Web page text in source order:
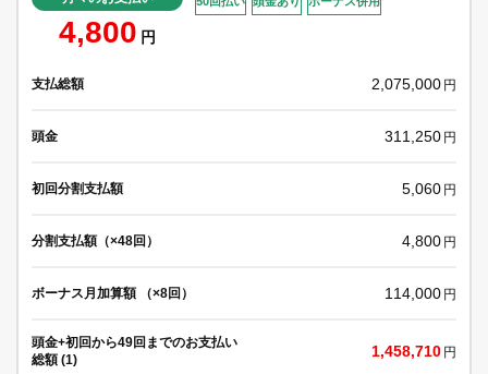
4,800 円
支払総額 2,075,000 円
頭金 311,250 円
初回分割支払額 5,060 円
分割支払額（×48回） 4,800 円
ボーナス月加算額 （×8回） 114,000 円
頭金+初回から49回までのお支払い
総額 (1)
1,458,710 円